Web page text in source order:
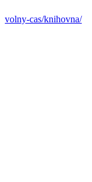
volny-cas/knihovna/